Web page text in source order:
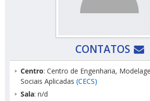
CONTATOS
Centro: Centro de Engenharia,
Sociais Aplicadas (CECS)
Sala: n/d